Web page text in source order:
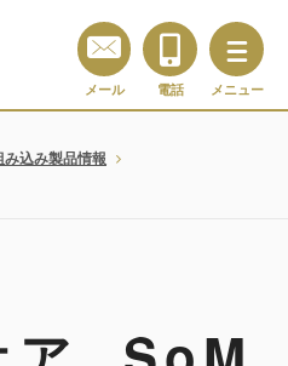
メール 電話 メニュー
み込み製品情報